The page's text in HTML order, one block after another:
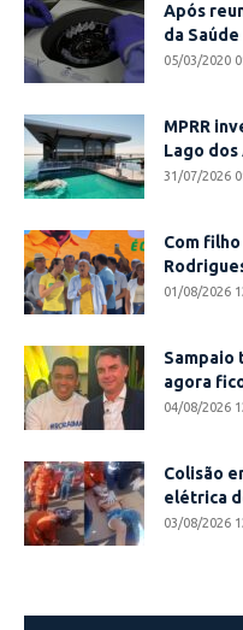
Após
da
05/03/2020
MPRR
Lago
31/07/2026
Com
01/08/2026
Sampaio
agora
04/08/2026
Colisão
elétrica
03/08/2026